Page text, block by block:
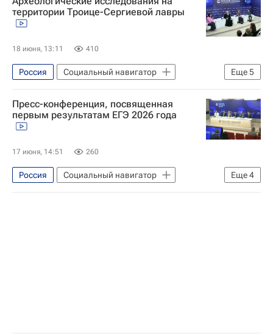
СН_Образование Общество
территории Троице-Сергиевой лавры
18 июня, 13:11 410
Еще5
Россия
Социальный навигатор
Российская академия наук
Московская духовная академия
Москва
Археология
Пресс-конференция, посвященная
первым результатам ЕГЭ 2026 года
17 июня, 14:51 260
Еще4
Россия
Социальный навигатор
СН_Образование